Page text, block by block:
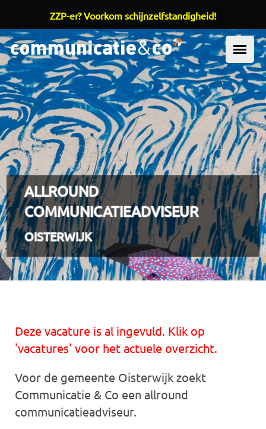
Overslaan en naar de inhoud gaan
ALLROUND
COMMUNICATIEADVISEUR
OISTERWIJK
Deze vacature is al ingevuld. Klik op
'vacatures' voor het actuele overzicht.
Voor de gemeente Oisterwijk zoekt
Communicatie & Co een allround
communicatieadviseur.
ZZP-er? Voorkom schijnzelfstandigheid!